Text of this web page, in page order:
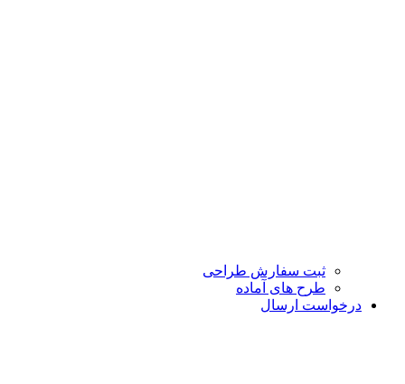
ثبت سفارش طراحی
طرح های آماده
درخواست ارسال